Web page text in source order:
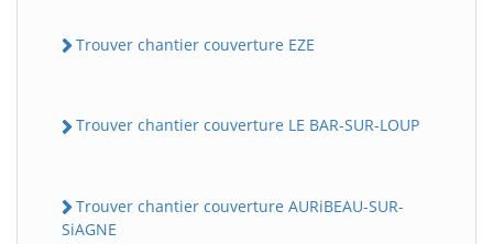
Trouver chantier couverture EZE
Trouver chantier couverture LE BAR-SUR-LOUP
Trouver chantier couverture AURiBEAU-SUR-
SiAGNE